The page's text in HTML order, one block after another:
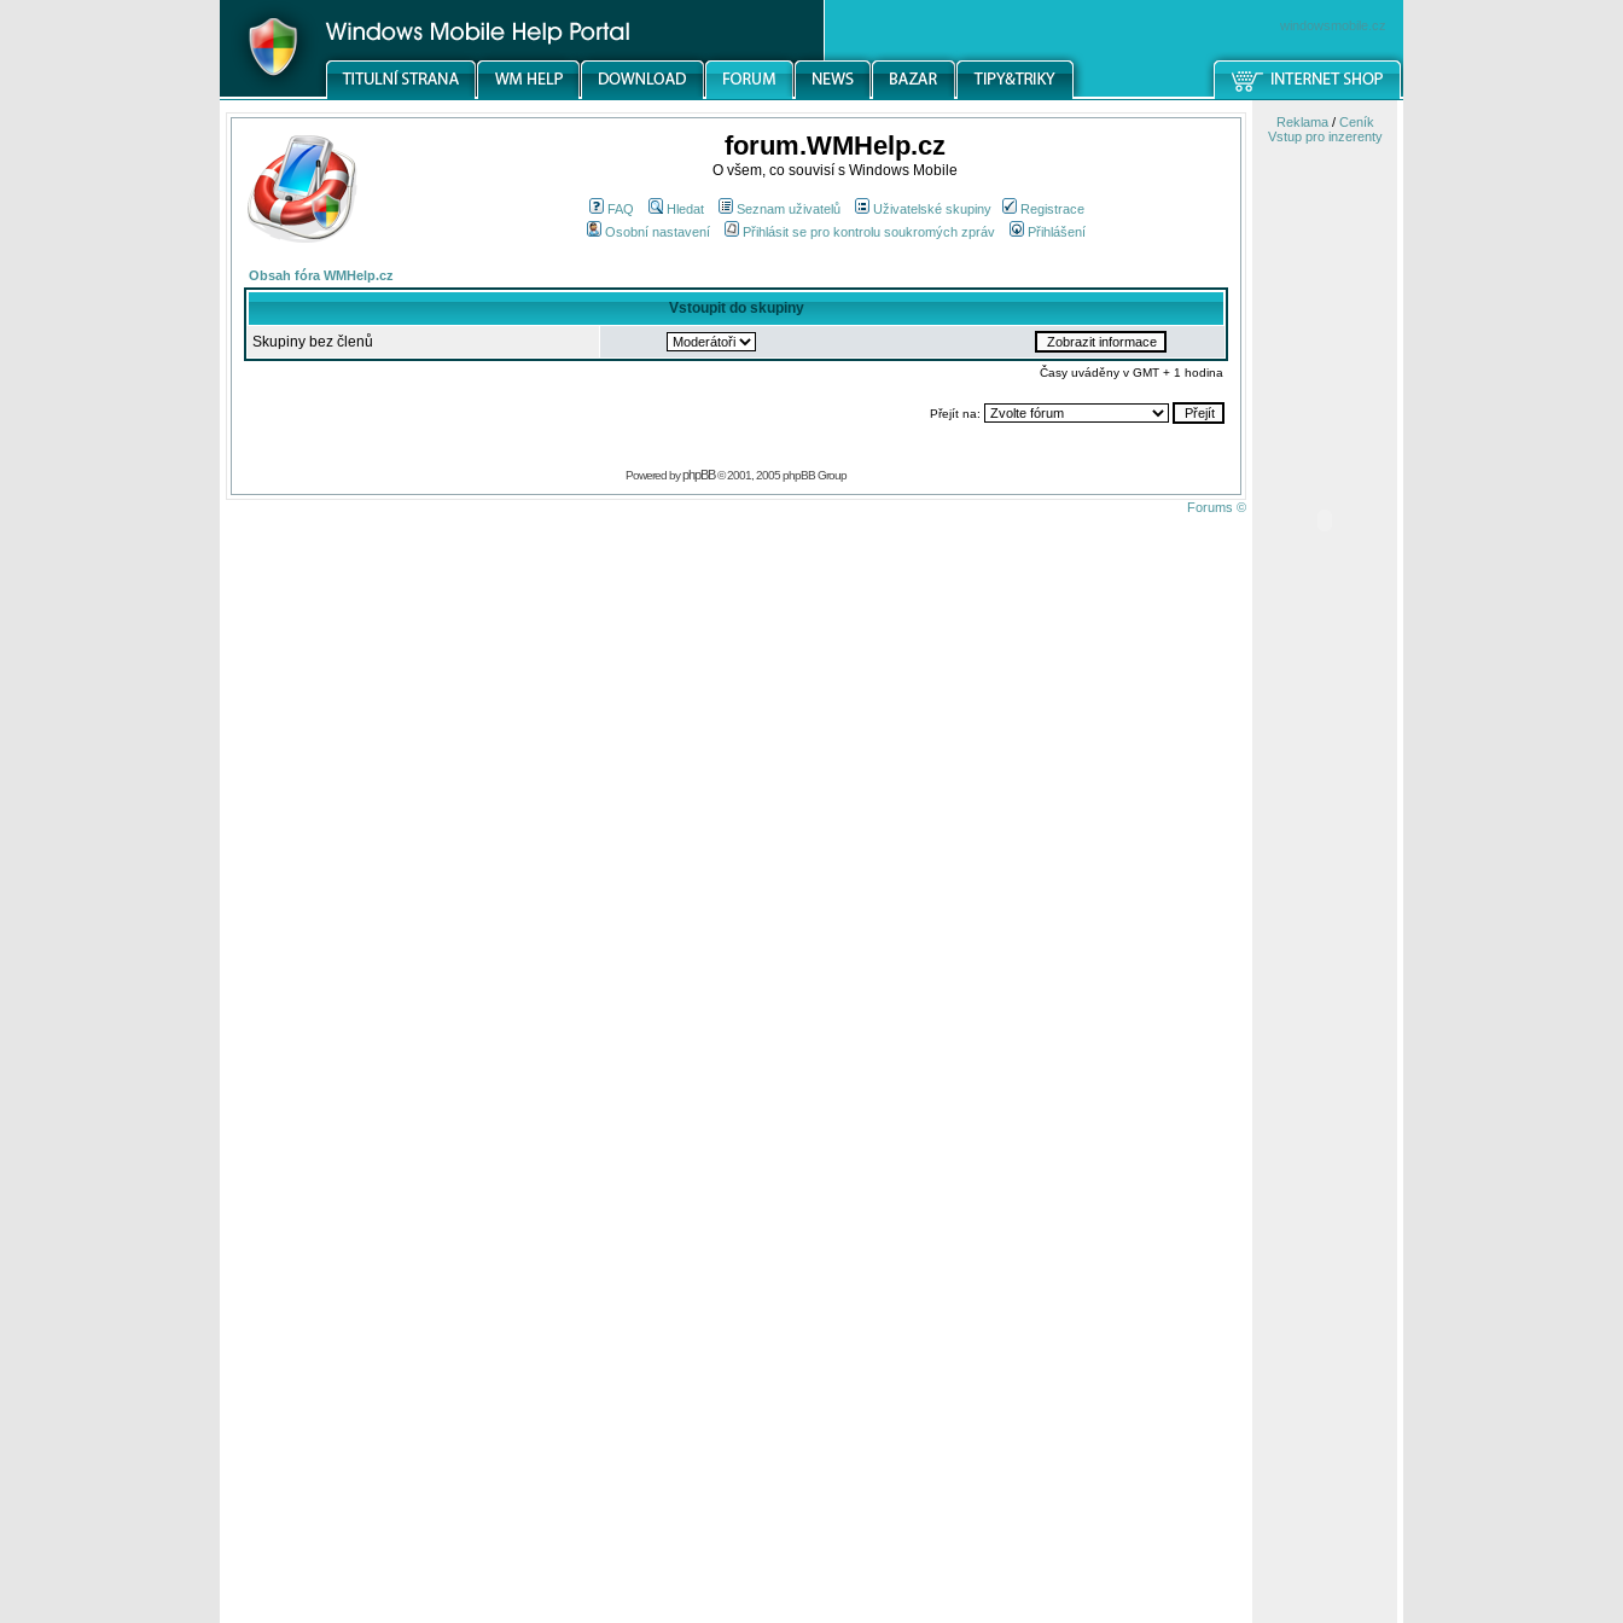
windowsmobile.cz
forum.WMHelp.cz
O všem, co souvisí s Windows Mobile
FAQ Hledat Seznam uživatelů Uživatelské skupiny
Registrace
Osobní nastavení
Přihlásit se pro kontrolu soukromých zpráv Přihlášení
Obsah fóra WMHelp.cz
Vstoupit do skupiny
Skupiny bez členů
Časy uváděny v GMT + 1 hodina
Přejít na:
Powered byphpBB© 2001, 2005 phpBB Group
Forums ©
Reklama/ Ceník
Vstup pro inzerenty